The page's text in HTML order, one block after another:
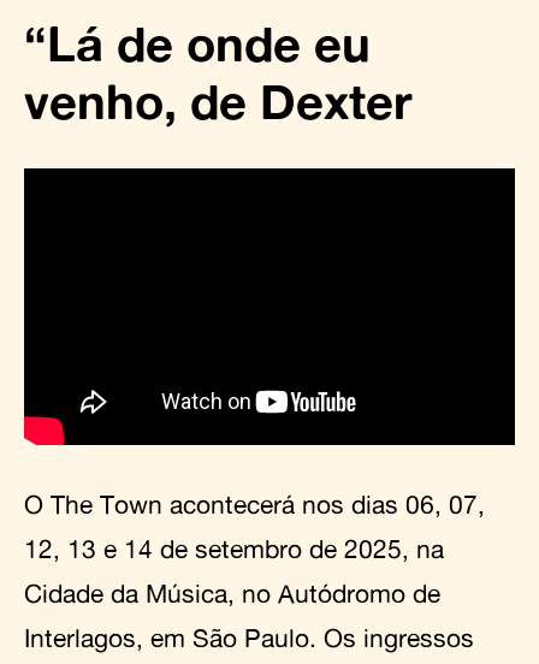
“Lá de onde eu
venho, de Dexter
O The Town acontecerá nos dias 06, 07,
12, 13 e 14 de setembro de 2025, na
Cidade da Música, no Autódromo de
Interlagos, em São Paulo. Os ingressos